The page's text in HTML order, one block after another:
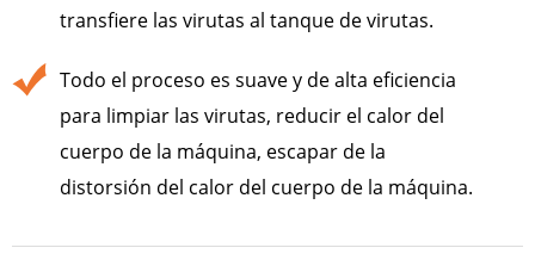
transfiere las virutas al tanque de virutas.
Todo el proceso es suave y de alta eficiencia
para limpiar las virutas, reducir el calor del
cuerpo de la máquina, escapar de la
distorsión del calor del cuerpo de la máquina.